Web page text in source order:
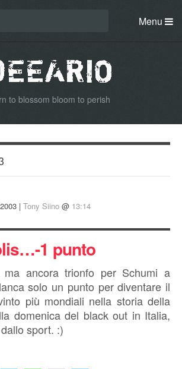
Menu
to blossom bloom to perish
| Tony Siino @ 13:14
1 punto
ma ancora trionfo per Schumi a
solo un punto per diventare il
più mondiali nella storia della
domenica del black out in Italia,
dallo sport. :)